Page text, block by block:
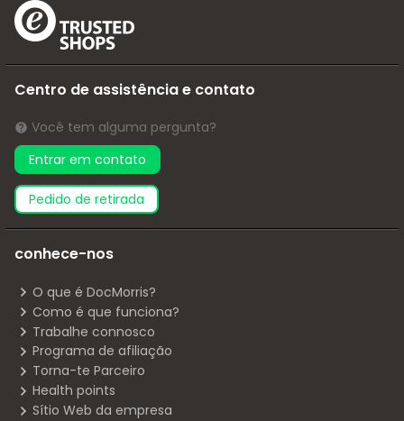
Centro de assistência e contato
Você tem alguma pergunta?
Entrar em contato
pedido de retirada
conhece-nos
O que é DocMorris?
Como é que funciona?
Trabalhe connosco
Programa de afiliação
Torna-te Parceiro
Health points
Sítio Web da empresa